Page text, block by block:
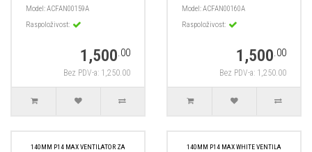
Model:ACFAN00159A
Raspoloživost:
1,500.00
Bez PDV-a: 1,250.00
Model:ACFAN00160A
Raspoloživost:
1,500.00
Bez PDV-a: 1,250.00
140MM P14 MAX VENTILATOR ZA 140MM P14 MAX WHITE VENTILA